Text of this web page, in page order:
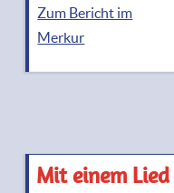
Zum Bericht im
Merkur
Mit einem Lied